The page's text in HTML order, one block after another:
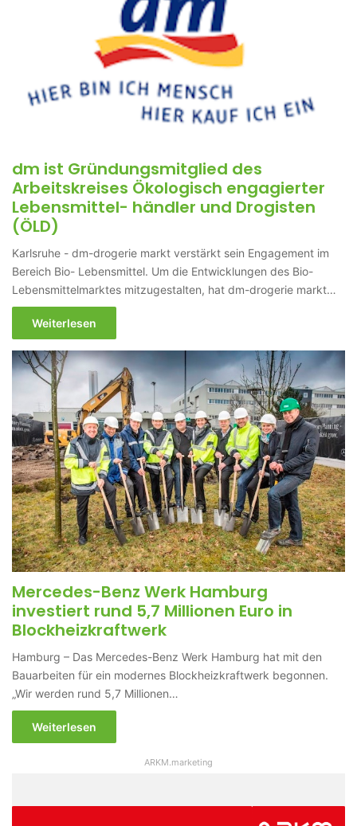
dm ist Gründungsmitglied des
Arbeitskreises Ökologisch engagierter
Lebensmittel- händler und Drogisten
(ÖLD)
Karlsruhe - dm-drogerie markt verstärkt sein Engagement im
Bereich Bio- Lebensmittel. Um die Entwicklungen des Bio-
Lebensmittelmarktes mitzugestalten, hat dm-drogerie markt…
Weiterlesen
Mercedes-Benz Werk Hamburg
investiert rund 5,7 Millionen Euro in
Blockheizkraftwerk
Hamburg – Das Mercedes-Benz Werk Hamburg hat mit den
Bauarbeiten für ein modernes Blockheizkraftwerk begonnen.
„Wir werden rund 5,7 Millionen…
Weiterlesen
ARKM.marketing